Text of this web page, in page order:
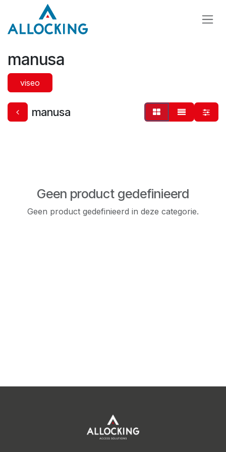
Overslaan naar inhoud
manusa
viseo
manusa
Geen product gedefinieerd
Geen product gedefinieerd in deze categorie.